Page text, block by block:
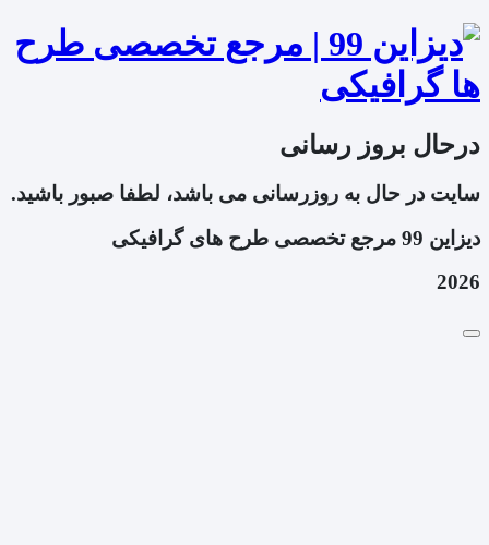
درحال بروز رسانی
سایت در حال به روزرسانی می باشد، لطفا صبور باشید.
دیزاین 99 مرجع تخصصی طرح های گرافیکی
2026